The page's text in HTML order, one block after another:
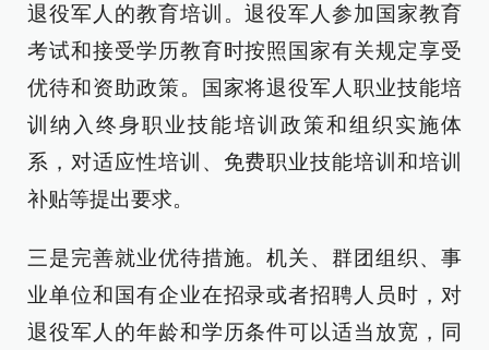
退役军人的教育培训。退役军人参加国家教育
考试和接受学历教育时按照国家有关规定享受
优待和资助政策。国家将退役军人职业技能培
训纳入终身职业技能培训政策和组织实施体
系，对适应性培训、免费职业技能培训和培训
补贴等提出要求。
三是完善就业优待措施。机关、群团组织、事
业单位和国有企业在招录或者招聘人员时，对
退役军人的年龄和学历条件可以适当放宽，同